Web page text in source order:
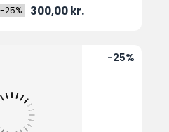
-25% Pris
300,00 kr.
-25%